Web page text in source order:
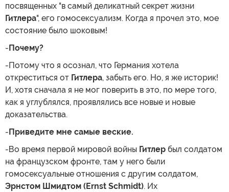
посвященных "в самый деликатный секрет жизни
Гитлера", его гомосексуализм. Когда я прочел это, мое
состояние было шоковым!
-Почему?
-Потому что я осознал, что Германия хотела
откреститься от Гитлера, забыть его. Но, я же историк!
И, хотя сначала я не мог поверить в это, по мере того,
как я углублялся, проявлялись все новые и новые
доказательства.
-Приведите мне самые веские.
-Во время первой мировой войны Гитлер был солдатом
на французском фронте, там у него были
гомосексуальные отношения с другим солдатом,
Эрнстом Шмидтом (Ernst Schmidt). Их